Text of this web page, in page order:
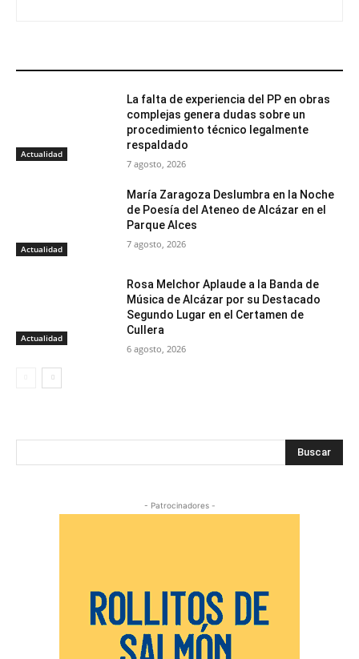
Actualidad
La falta de experiencia del PP en obras
complejas genera dudas sobre un
procedimiento técnico legalmente
respaldado
7 agosto, 2026
Actualidad
María Zaragoza Deslumbra en la Noche
de Poesía del Ateneo de Alcázar en el
Parque Alces
7 agosto, 2026
Actualidad
Rosa Melchor Aplaude a la Banda de
Música de Alcázar por su Destacado
Segundo Lugar en el Certamen de
Cullera
6 agosto, 2026
Buscar
- Patrocinadores -